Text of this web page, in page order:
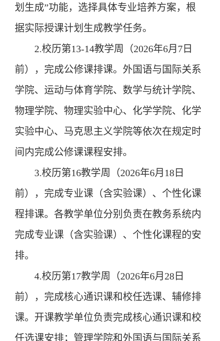
划生成”功能， 选择具体专业培养方案， 根
据实际授课计划 生成教学任务。
2.校历第13-14教学周（2026年6月 7 日
前），完成公修课排课。外国语与国际关系
学院、 运动与体育学院、数学与统计学院、
物理学院、物理实验中心、化学学院、化学
实验中心、马克思主义学院等依次在规定时
间内完成公修课课程安排。
3.校历第16教学周（2026年6月 18 日
前），完成专业课 （含实验课）、个性化课
程排课。各教学单位分别负责在教务系统内
完成专业课 （含实验课）、个性化课程的安
排。
4.校历第17教学周（2026年6月 28 日
前），完成核心通识课和校任选课、 辅修排
课。开课教学单位负责完成核心通识课和校
任选课安排； 管理学院和外国语与国际关系